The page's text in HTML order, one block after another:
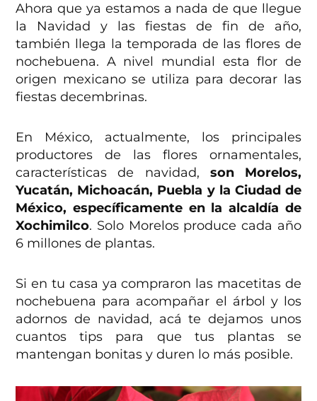
Ahora que ya estamos a nada de que llegue
la Navidad y las fiestas de fin de año,
también llega la temporada de las flores de
nochebuena. A nivel mundial esta flor de
origen mexicano se utiliza para decorar las
fiestas decembrinas.
En México, actualmente, los principales
productores de las flores ornamentales,
características de navidad, son Morelos,
Yucatán, Michoacán, Puebla y la Ciudad de
México, específicamente en la alcaldía de
Xochimilco. Solo Morelos produce cada año
6 millones de plantas.
Si en tu casa ya compraron las macetitas de
nochebuena para acompañar el árbol y los
adornos de navidad, acá te dejamos unos
cuantos tips para que tus plantas se
mantengan bonitas y duren lo más posible.